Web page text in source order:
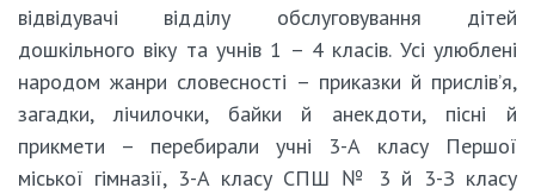
відвідувачі відділу обслуговування дітей
дошкільного віку та учнів 1 – 4 класів. Усі улюблені
народом жанри словесності – приказки й прислів’я,
загадки, лічилочки, байки й анекдоти, пісні й
прикмети – перебирали учні 3-А класу Першої
міської гімназії, 3-А класу СПШ № 3 й 3-З класу